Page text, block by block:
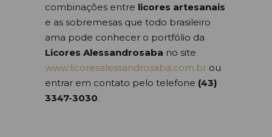
combinações entre licores artesanais
e as sobremesas que todo brasileiro
ama pode conhecer o portfólio da
Licores Alessandrosaba no site
www.licoresalessandrosaba.com.br ou
entrar em contato pelo telefone (43)
3347-3030.